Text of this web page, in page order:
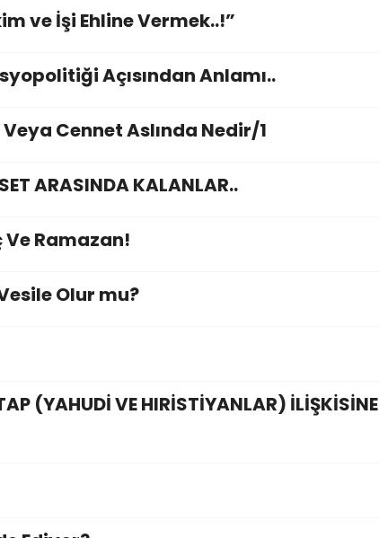
ve İşi Ehline Vermek..!”
Açısından Anlamı..
Cennet Aslında Nedir/1
ARASINDA KALANLAR..
Ve Ramazan!
Olur mu?
(YAHUDİ VE HIRİSTİYANLAR) İLİŞKİSİNE